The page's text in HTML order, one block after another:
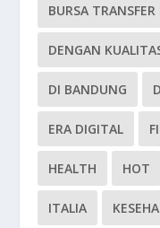
BURSA
DENGAN
DI BANDUNG
ERA DIGITAL
HEALTH HOT
ITALIA